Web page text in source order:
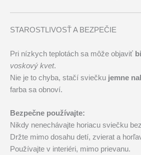
STAROSTLIVOSŤ A BEZPEČIE
Pri nízkych teplotách sa môže objaviť
voskový kvet.
Nie je to chyba, stačí sviečku jemne
farba sa obnoví.
Bezpečne používajte:
Nikdy nenechávajte horiacu sviečku
Držte mimo dosahu detí, zvierat a
Používajte v interiéri, mimo prievanu.